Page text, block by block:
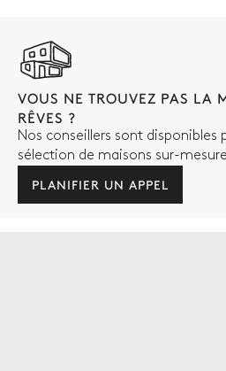
VOUS NE TROUVEZ PAS LA
RÊVES ?
Nos conseillers sont disponibles
sélection de maisons sur-
PLANIFIER UN APPEL